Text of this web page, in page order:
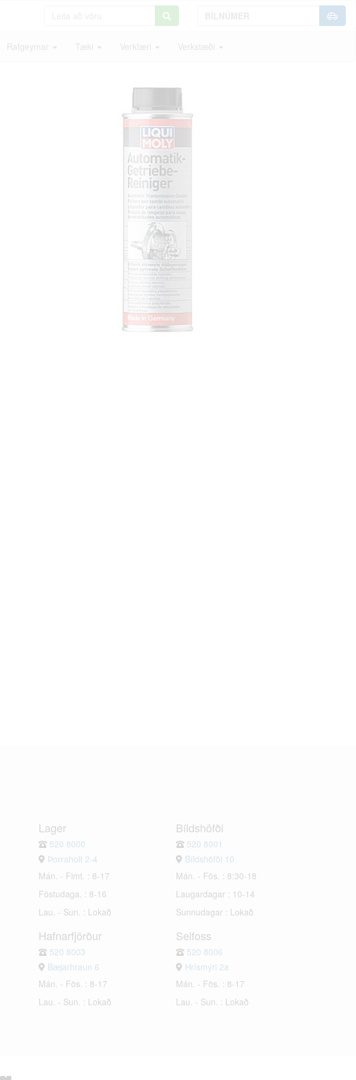
Rafgeymar Tæki Verkfæri Verkstæði
Lager
520 8000
Þorraholt 2-4
Mán. - Fimt. : 8-17
Föstudaga. : 8-16
Lau. - Sun. : Lokað
Bíldshöfði
520 8001
Bíldshöfði 10
Mán. - Fös. : 8:30-18
Laugardagar : 10-14
Sunnudagar : Lokað
Hafnarfjörður
520 8003
Bæjarhraun 6
Mán. - Fös. : 8-17
Lau. - Sun. : Lokað
Selfoss
520 8006
Hrísmýri 2a
Mán. - Fös. : 8-17
Lau. - Sun. : Lokað